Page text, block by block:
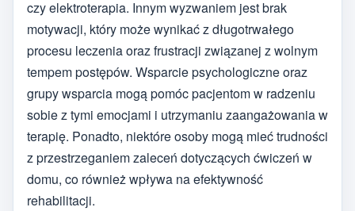
czy elektroterapia. Innym wyzwaniem jest brak
motywacji, który może wynikać z długotrwałego
procesu leczenia oraz frustracji związanej z wolnym
tempem postępów. Wsparcie psychologiczne oraz
grupy wsparcia mogą pomóc pacjentom w radzeniu
sobie z tymi emocjami i utrzymaniu zaangażowania w
terapię. Ponadto, niektóre osoby mogą mieć trudności
z przestrzeganiem zaleceń dotyczących ćwiczeń w
domu, co również wpływa na efektywność
rehabilitacji.